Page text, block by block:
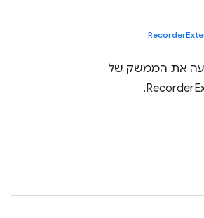
את הממשק של